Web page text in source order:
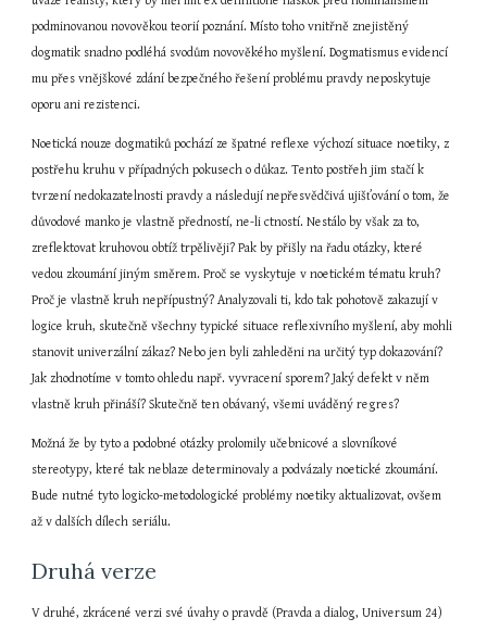
podminovanou novověkou teorií poznání. Místo toho vnitřně znejistěný
dogmatik snadno podléhá svodům novověkého myšlení. Dogmatismus evidencí
mu přes vnějškové zdání bezpečného řešení problému pravdy neposkytuje
oporu ani rezistenci.
Noetická nouze dogmatiků pochází ze špatné reflexe výchozí situace noetiky, z
postřehu kruhu v případných pokusech o důkaz. Tento postřeh jim stačí k
tvrzení nedokazatelnosti pravdy a následují nepřesvědčivá ujišťování o tom, že
důvodové manko je vlastně předností, ne-li ctností. Nestálo by však za to,
zreflektovat kruhovou obtíž trpělivěji? Pak by přišly na řadu otázky, které
vedou zkoumání jiným směrem. Proč se vyskytuje v noetickém tématu kruh?
Proč je vlastně kruh nepřípustný? Analyzovali ti, kdo tak pohotově zakazují v
logice kruh, skutečně všechny typické situace reflexivního myšlení, aby mohli
stanovit univerzální zákaz? Nebo jen byli zahleděni na určitý typ dokazování?
Jak zhodnotíme v tomto ohledu např. vyvracení sporem? Jaký defekt v něm
vlastně kruh přináší? Skutečně ten obávaný, všemi uváděný regres?
Možná že by tyto a podobné otázky prolomily učebnicové a slovníkové
stereotypy, které tak neblaze determinovaly a podvázaly noetické zkoumání.
Bude nutné tyto logicko-metodologické problémy noetiky aktualizovat, ovšem
až v dalších dílech seriálu.
Druhá verze
V druhé, zkrácené verzi své úvahy o pravdě (Pravda a dialog, Universum 24)